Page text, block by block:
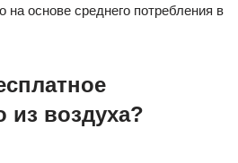
на основе среднего потребления в
из воздуха?